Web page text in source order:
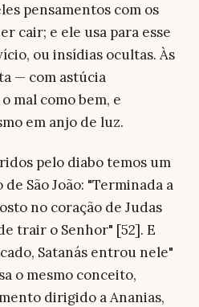
pensamentos com os
cair; e ele usa para esse
ou insídias ocultas. Às
— com astúcia
mal como bem, e
em anjo de luz.
pelo diabo temos um
São João: "Terminada a
no coração de Judas
trair o Senhor" [52]. E
Satanás entrou nele"
o mesmo conceito,
dirigido a Ananias,